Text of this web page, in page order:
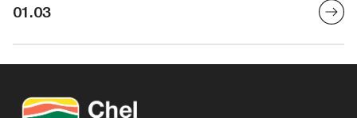
01.03